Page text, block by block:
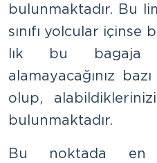
bulunmaktadır. Bu
sınıfı yolcular içinse
lık bu bagaja
alamayacağınız
olup,
bulunmaktadır.
Bu noktada en